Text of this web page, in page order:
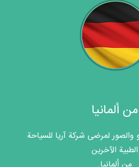
من ألمانيا
والصور لمرضى شركة آريا للسياحة
الطبية الآخرين